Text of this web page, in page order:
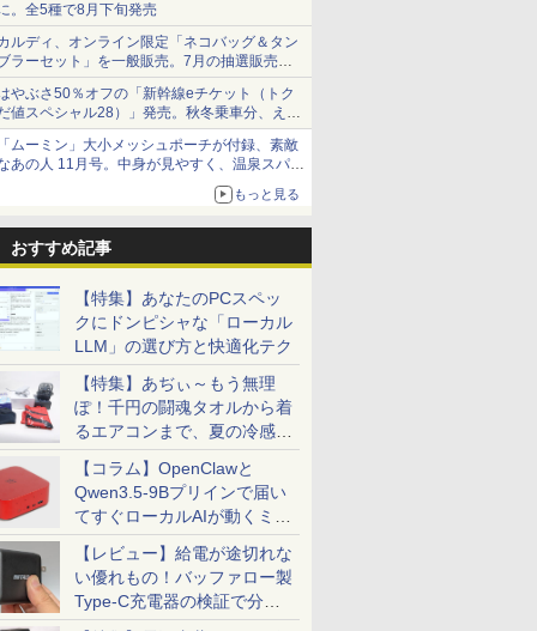
。全5種で8月下旬発売
ルディ、オンライン限定「ネコバッグ＆タン
ラーセット」を一般販売。7月の抽選販売の
選無効分
やぶさ50％オフの「新幹線eチケット（トク
値スペシャル28）」発売。秋冬乗車分、えき
っと限定
ムーミン」大小メッシュポーチが付録、素敵
あの人 11月号。中身が見やすく、温泉スパに
もっと見る
おすすめ記事
【特集】あなたのPCスペッ
クにドンピシャな「ローカル
LLM」の選び方と快適化テク
【特集】あぢぃ～もう無理
ぽ！千円の闘魂タオルから着
るエアコンまで、夏の冷感グ
ッズ一挙紹介
【コラム】OpenClawと
Qwen3.5-9Bプリインで届い
てすぐローカルAIが動くミニ
PC「SER9 Pro」
【レビュー】給電が途切れな
い優れもの！バッファロー製
Type-C充電器の検証で分か
ったこと